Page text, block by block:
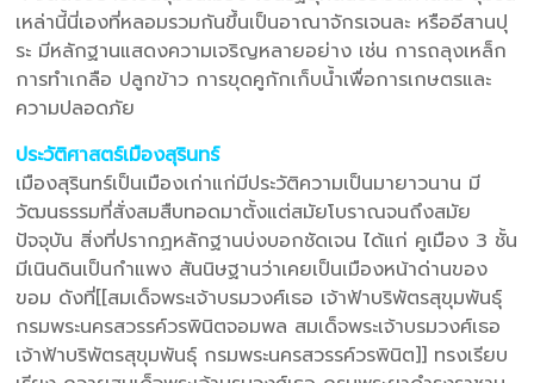
เหล่านี้นี่เองที่หลอมรวมกันขึ้นเป็นอาณาจักรเจนละ หรืออีสานปุ
ระ มีหลักฐานแสดงความเจริญหลายอย่าง เช่น การถลุงเหล็ก
การทำเกลือ ปลูกข้าว การขุดคูกักเก็บน้ำเพื่อการเกษตรและ
ความปลอดภัย
ประวัติศาสตร์เมืองสุรินทร์
เมืองสุรินทร์เป็นเมืองเก่าแก่มีประวัติความเป็นมายาวนาน มี
วัฒนธรรมที่สั่งสมสืบทอดมาตั้งแต่สมัยโบราณจนถึงสมัย
ปัจจุบัน สิ่งที่ปรากฏหลักฐานบ่งบอกชัดเจน ได้แก่ คูเมือง 3 ชั้น
มีเนินดินเป็นกำแพง สันนิษฐานว่าเคยเป็นเมืองหน้าด่านของ
ขอม ดังที่[[สมเด็จพระเจ้าบรมวงศ์เธอ เจ้าฟ้าบริพัตรสุขุมพันธุ์
กรมพระนครสวรรค์วรพินิตจอมพล สมเด็จพระเจ้าบรมวงศ์เธอ
เจ้าฟ้าบริพัตรสุขุมพันธุ์ กรมพระนครสวรรค์วรพินิต]] ทรงเรียบ